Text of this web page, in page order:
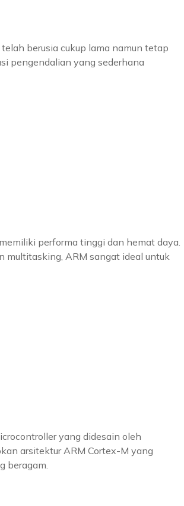
berusia cukup lama namun tetap
pengendalian yang sederhana
performa tinggi dan hemat daya.
multitasking, ARM sangat ideal untuk
yang didesain oleh
arsitektur ARM Cortex-M yang
beragam.